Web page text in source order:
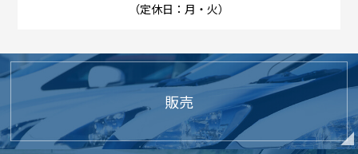
（定休日：月・火）
販売